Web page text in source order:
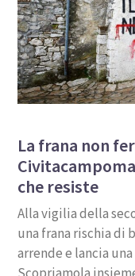
La frana non
che resiste
Alla vigilia della
una frana rischia di
arrende e lancia